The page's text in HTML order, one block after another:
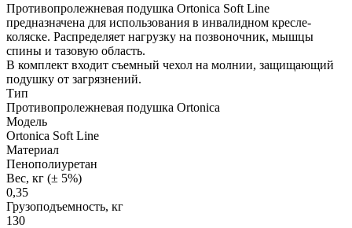
Противопролежневая подушка Ortonica Soft Line
предназначена для использования в инвалидном кресле-
коляске. Распределяет нагрузку на позвоночник, мышцы
спины и тазовую область.
В комплект входит съемный чехол на молнии, защищающий
подушку от загрязнений.
Тип
Противопролежневая подушка Ortonica
Модель
Ortonica Soft Line
Материал
Пенополиуретан
Вес, кг (± 5%)
0,35
Грузоподъемность, кг
130